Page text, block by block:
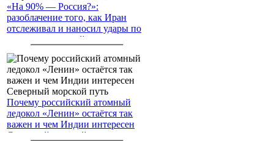
«На 90% — Россия?»:
разоблачение того, как Иран
отслеживал и наносил удары по
американским войскам
Почему российский атомный
ледокол «Ленин» остаётся так
важен и чем Индии интересен
Северный морской путь